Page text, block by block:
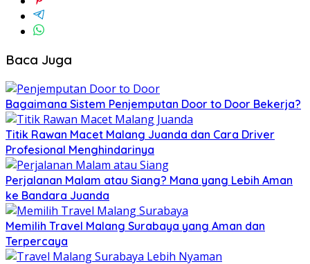
Baca Juga
Bagaimana Sistem Penjemputan Door to Door Bekerja?
Titik Rawan Macet Malang Juanda dan Cara Driver
Profesional Menghindarinya
Perjalanan Malam atau Siang? Mana yang Lebih Aman
ke Bandara Juanda
Memilih Travel Malang Surabaya yang Aman dan
Terpercaya